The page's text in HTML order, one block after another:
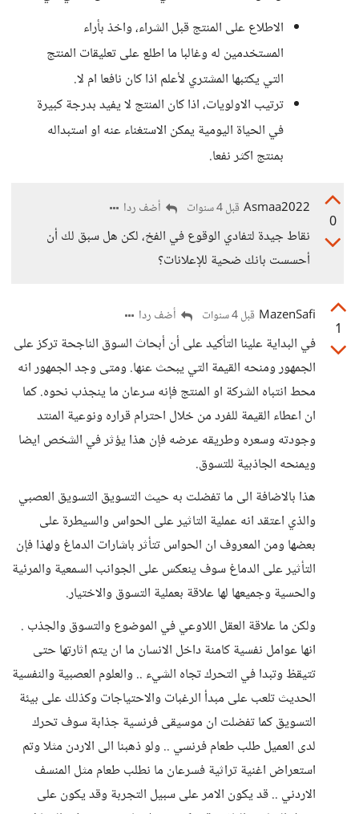
الاطلاع على المنتج قبل الشراء، واخذ بأراء
المستخدمين له وغالبا ما اطلع على تعليقات المنتج
التي يكتبها المشتري لأعلم اذا كان نافعا ام لا.
ترتيب الاولويات، اذا كان المنتج لا يفيد بدرجة كبيرة
في الحياة اليومية يمكن الاستغناء عنه او استبداله
بمنتج اكثر نفعا.
0
Asmaa2022 قبل 4 سنوات أضف ردا
نقاط جيدة لتفادي الوقوع في الفخ، لكن هل سبق لك أن
أحسست بانك ضحية للإعلانات؟
1
MazenSafi قبل 4 سنوات أضف ردا
في البداية علينا التأكيد على أن أبحاث السوق الناجحة تركز على
الجمهور ومنحه القيمة التي يبحث عنها. ومتى وجد الجمهور انه
محط انتباه الشركة او المنتج فإنه سرعان ما ينجذب نحوه. كما
ان اعطاء القيمة للفرد من خلال احترام قراره ونوعية المنتد
وجودته وسعره وطريقه عرضه فإن هذا يؤثر في الشخص ايضا
ويمنحه الجاذبية للتسوق.
هذا بالاضافة الى ما تفضلت به حيث التسويق التسويق العصبي
والذي اعتقد انه عملية التاثير على الحواس والسيطرة على
بعضها ومن المعروف ان الحواس تتأثر باشارات الدماغ ولهذا فإن
التأثير على الدماغ سوف ينعكس على الجوانب السمعية والمرئية
والحسية وجميعها لها علاقة بعملية التسوق والاختيار.
ولكن ما علاقة العقل اللاوعي في الموضوع والتسوق والجذب .
انها عوامل نفسية كامنة داخل الانسان ما ان يتم اثارتها حتى
تتيقظ وتبدا في التحرك تجاه الشيء .. والعلوم العصبية والنفسية
الحديث تلعب على مبدأ الرغبات والاحتياجات وكذلك على بيئة
التسويق كما تفضلت ان موسيقى فرنسية جذابة سوف تحرك
لدى العميل طلب طعام فرنسي .. ولو ذهبنا الى الاردن مثلا وتم
استعراض اغنية تراثية فسرعان ما نطلب طعام مثل المنسف
الاردني .. قد يكون الامر على سبيل التجربة وقد يكون على